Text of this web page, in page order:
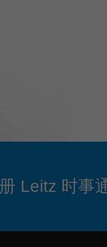
Leitz 时事